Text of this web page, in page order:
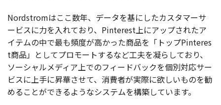
Nordstromはここ数年、データを基にしたカスタマーサ
ービスに力を入れており、Pinterest上にアップされたア
イテムの中で最も頻度が高かった商品を「トップPinteres
t商品」としてプロモートするなど工夫を凝らしており、
ソーシャルメディア上でのフィードバックを個別対応サー
ビスに上手に昇華させて、消費者が実際に欲しいものを勧
めることができるようなシステムを構築しています。